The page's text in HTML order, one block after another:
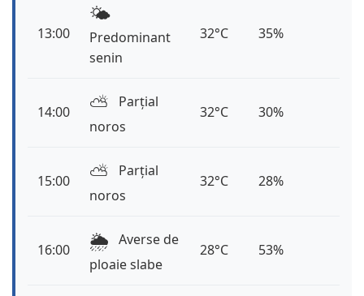
13:00
🌤️
Predominant
senin
32°C 35%
14:00 ⛅️
Parțial
noros
32°C 30%
15:00 ⛅️
Parțial
noros
32°C 28%
16:00 🌦️ Averse de
ploaie slabe
28°C 53%